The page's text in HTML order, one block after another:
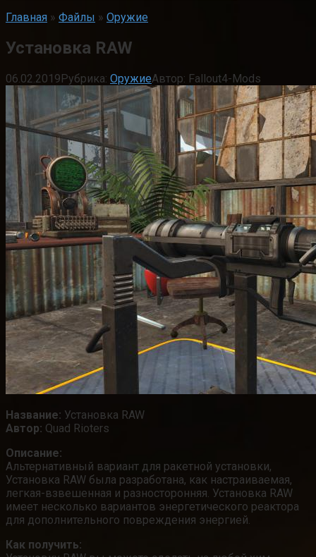
Главная » Файлы » Оружие
Установка RAW
06.02.2019Рубрика: ОружиеАвтор: Fallout4-Mods
Название: Установка RAW
Автор: Quad Rioters
Описание:
Альтернативный вариант для ракетной установки,
Установка RAW была разработана, как настраиваемая,
легкая-взвешенная и разносторонняя. Установка RAW
имеет несколько вариантов энергетического реактора
для дополнительного повреждения энергией.
Как получить: